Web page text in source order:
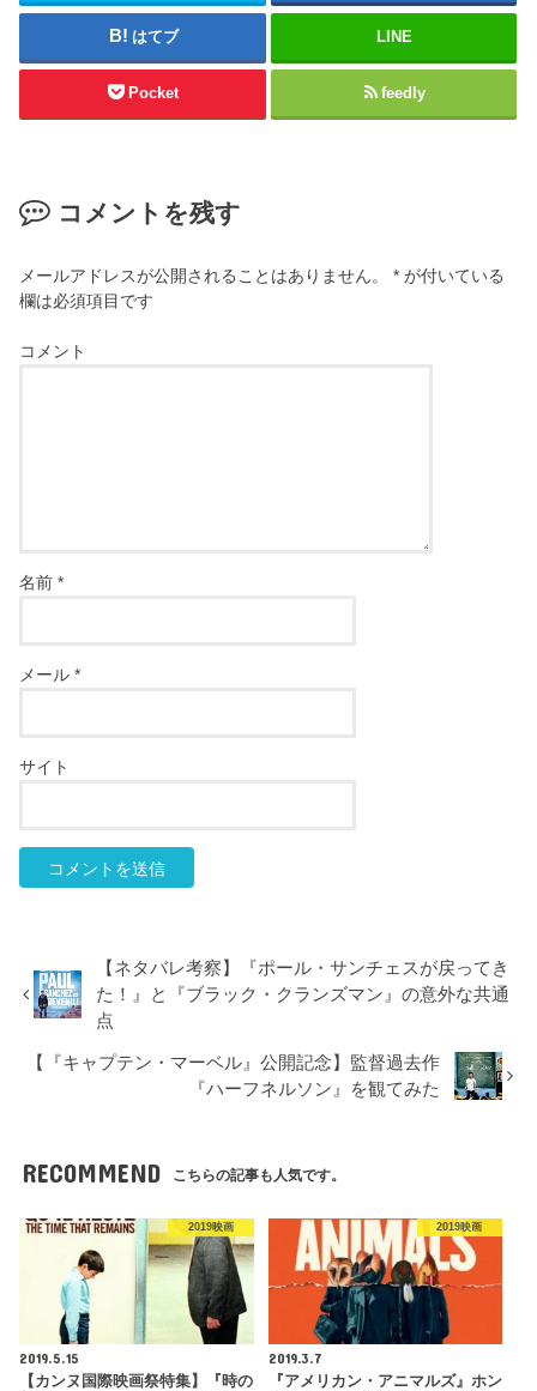
はてブ LINE
Pocket feedly
コメントを残す
メールアドレスが公開されることはありません。 * が付いている
欄は必須項目です
コメント
名前*
メール*
サイト
【ネタバレ考察】『ポール・サンチェスが戻ってき
た！』と『ブラック・クランズマン』の意外な共通
点
【『キャプテン・マーベル』公開記念】監督過去作
『ハーフネルソン』を観てみた
RECOMMEND こちらの記事も人気です。
2019映画
2019.5.15
【カンヌ国際映画祭特集】『時の
2019映画
2019.3.7
『アメリカン・アニマルズ』ホン